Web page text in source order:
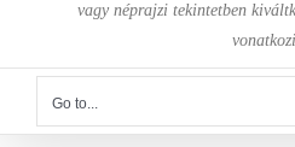
vagy néprajzi tekintetben
Go to...